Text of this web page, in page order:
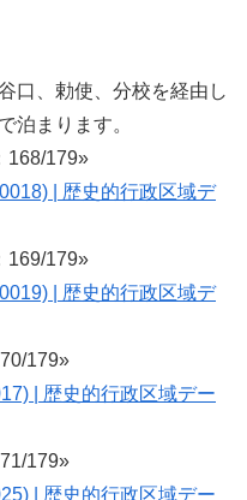
口、勅使、分校を経由し
泊まります。
168/179»
| 歴史的行政区域デ
169/179»
| 歴史的行政区域デ
179»
| 歴史的行政区域デー
179»
| 歴史的行政区域デー